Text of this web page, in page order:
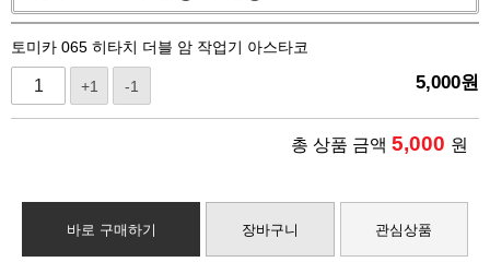
토미카 065 히타치 더블 암 작업기 아스타코
+1 -1 5,000원
총 상품 금액 5,000 원
바로 구매하기 장바구니 관심상품